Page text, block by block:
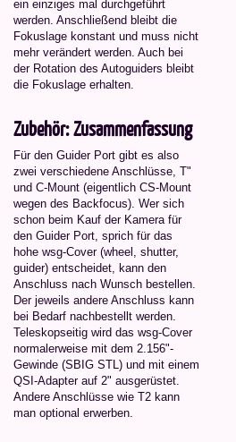
ein einziges mal durchgeführt
werden. Anschließend bleibt die
Fokuslage konstant und muss nicht
mehr verändert werden. Auch bei
der Rotation des Autoguiders bleibt
die Fokuslage erhalten.
Zubehör: Zusammenfassung
Für den Guider Port gibt es also
zwei verschiedene Anschlüsse, T"
und C-Mount (eigentlich CS-Mount
wegen des Backfocus). Wer sich
schon beim Kauf der Kamera für
den Guider Port, sprich für das
hohe wsg-Cover (wheel, shutter,
guider) entscheidet, kann den
Anschluss nach Wunsch bestellen.
Der jeweils andere Anschluss kann
bei Bedarf nachbestellt werden.
Teleskopseitig wird das wsg-Cover
normalerweise mit dem 2.156"-
Gewinde (SBIG STL) und mit einem
QSI-Adapter auf 2" ausgerüstet.
Andere Anschlüsse wie T2 kann
man optional erwerben.